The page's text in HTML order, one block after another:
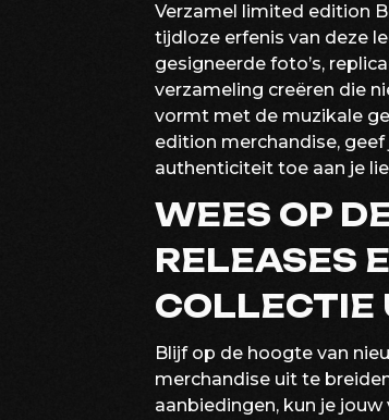
Verzamel limited edition
tijdloze erfenis van deze
gesigneerde foto’s,
verzameling creëren die
vormt met de muzikale
edition merchandise,
authenticiteit toe aan je
WEES OP
RELEASES
COLLECTIE
Blijf op de hoogte van
merchandise uit te
aanbiedingen, kun je